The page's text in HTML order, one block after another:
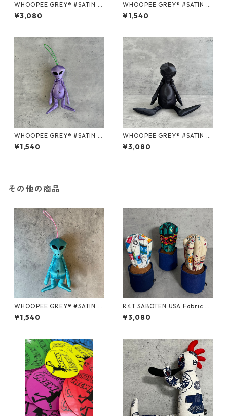
WHOOPEE GREY® #SATIN P
URPLE/Mサイズ
¥3,080
WHOOPEE GREY® #SATIN B
LACK/Sサイズ
¥1,540
WHOOPEE GREY® #SATIN P
URPLE/Sサイズ
¥1,540
WHOOPEE GREY® #SATIN B
LACK/Mサイズ
¥3,080
その他の商品
WHOOPEE GREY® #SATIN B
LUE/Sサイズ
¥1,540
R4T SABOTEN USA Fabric St
right/ Mサイズ
¥3,080